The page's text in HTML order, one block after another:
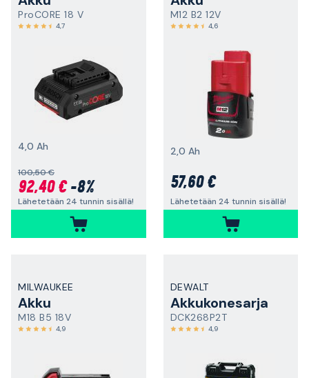
ProCORE 18 V
4,7
4,0 Ah
100,50 €
92,40 €-8%
Lähetetään 24 tunnin sisällä!
M12 B2 12V
4,6
2,0 Ah
57,60 €
Lähetetään 24 tunnin sisällä!
MILWAUKEE
Akku
M18 B5 18V
4,9
DEWALT
Akkukonesarja
DCK268P2T
4,9